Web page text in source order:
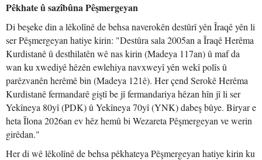
Pêkhate û sazîbûna Pêşmergeyan
Di beşeke din a lêkolînê de behsa naverokên destûrî yên Îraqê yên li
ser Pêşmergeyan hatiye kirin: "Destûra sala 2005an a Îraqê Herêma
Kurdistanê û desthilatên wê nas kirin (Madeya 117an) û maf da
wan ku xwediyê hêzên ewlehiya navxweyî yên wekî polîs û
parêzvanên herêmê bin (Madeya 121ê). Her çend Serokê Herêma
Kurdistanê fermandarê giştî be jî fermandariya hêzan hîn jî li ser
Yekîneya 80yî (PDK) û Yekîneya 70yî (YNK) dabeş bûye. Biryar e
heta Îlona 2026an ev hêz hemû bi Wezareta Pêşmergeyan ve werin
girêdan."
Her di wê lêkolînê de behsa pêkhateya Pêşmergeyan hatiye kirin ku